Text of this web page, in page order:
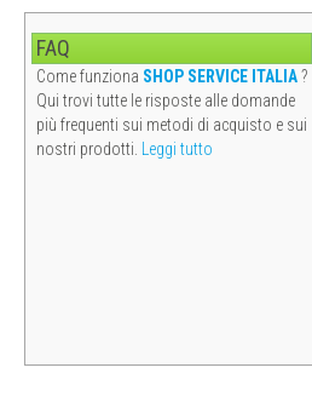
FAQ
Come funziona SHOP SERVICE ITALIA?
Qui trovi tutte le risposte alle domande
più frequenti sui metodi di acquisto e sui
nostri prodotti.
Leggi tutto